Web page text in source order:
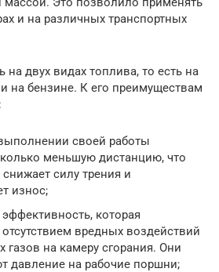
и на различных транспортных
двух видах топлива, то есть на
на бензине. К его преимуществам
своей работы
меньшую дистанцию, что
силу трения и
износ;
которая
вредных воздействий
газов на камеру сгорания. Они
давление на рабочие поршни;